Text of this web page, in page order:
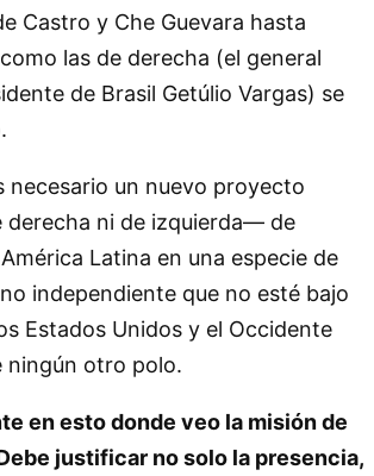
Castro y Che Guevara hasta
las de derecha (el general
de Brasil Getúlio Vargas) se
necesario un nuevo proyecto
ni de izquierda— de
Latina en una especie de
independiente que no esté bajo
Estados Unidos y el Occidente
ningún otro polo.
en esto donde veo la misión de
justificar no solo la presencia,